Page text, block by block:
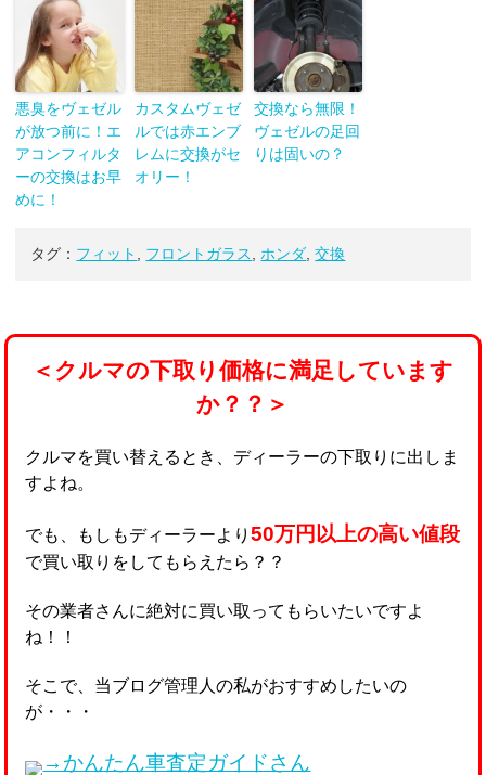
悪臭をヴェゼル
が放つ前に！エ
アコンフィルタ
ーの交換はお早
めに！
カスタムヴェゼ
ルでは赤エンブ
レムに交換がセ
オリー！
交換なら無限！
ヴェゼルの足回
りは固いの？
タグ： フィット フロントガラス ホンダ ,交換
＜クルマの下取り価格に満足しています
か？？＞
クルマを買い替えるとき、ディーラーの下取りに出しま
すよね。
でも、もしもディーラーより50万円以上の高い値段
で買い取りをしてもらえたら？？
その業者さんに絶対に買い取ってもらいたいですよ
ね！！
そこで、当ブログ管理人の私がおすすめしたいの
が・・・
→かんたん車査定ガイドさん